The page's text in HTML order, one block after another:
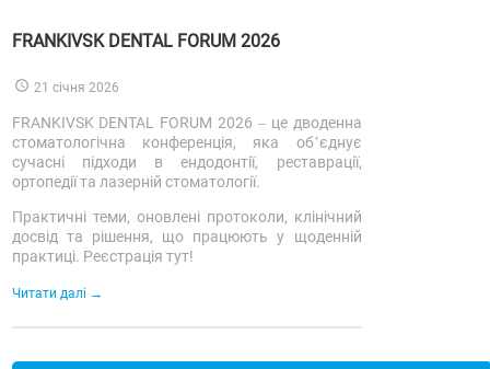
FRANKIVSK DENTAL FORUM 2026
21 січня 2026
FRANKIVSK DENTAL FORUM 2026 – це дводенна
стоматологічна конференція, яка об’єднує
сучасні підходи в ендодонтії, реставрації,
ортопедії та лазерній стоматології.
Практичні теми, оновлені протоколи, клінічний
досвід та рішення, що працюють у щоденній
практиці. Реєстрація тут!
Читати далі